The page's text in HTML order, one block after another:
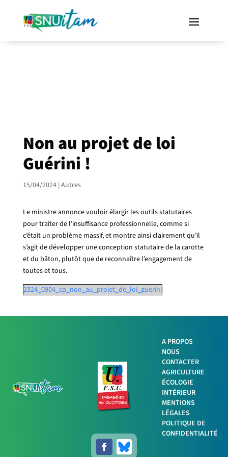
Non au projet de loi
Guérini !
15/04/2024| Autres
Le ministre annonce vouloir élargir les outils statutaires
pour traiter de l’insuffisance professionnelle, comme si
c’était un problème massif, et montre ainsi clairement qu’il
s’agit de développer une conception statutaire de la carotte
et du bâton, plutôt que de reconnaître l’engagement de
toutes et tous.
2324_0904_cp_non_au_projet_de_loi_guerini
A PROPOS
NOUS
CONTACTER
AGRICULTURE
ÉCOLOGIE
INTÉRIEUR
MENTIONS
LÉGALES
POLITIQUE DE
CONFIDENTIALITÉ
Facebook
Twitter
LinkedIn
Imprimer